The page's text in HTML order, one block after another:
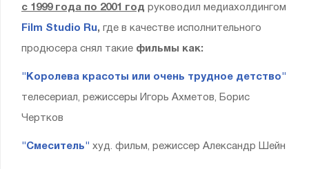
с 1999 года по 2001 год руководил медиахолдингом
Film Studio Ru, где в качестве исполнительного
продюсера снял такие фильмы как:
"Королева красоты или очень трудное детство"
телесериал, режиссеры Игорь Ахметов, Борис
Чертков
"Смеситель" худ. фильм, режиссер Александр Шейн